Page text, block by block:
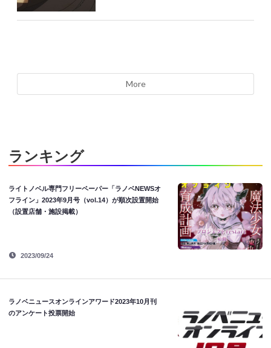
More
ランキング
ライトノベル専門フリーペーパー「ラノベNEWSオ
フライン」2023年9月号（vol.14）が順次設置開始
（設置店舗・施設掲載）
2023/09/24
ラノベニュースオンラインアワード2023年10月刊
のアンケート投票開始